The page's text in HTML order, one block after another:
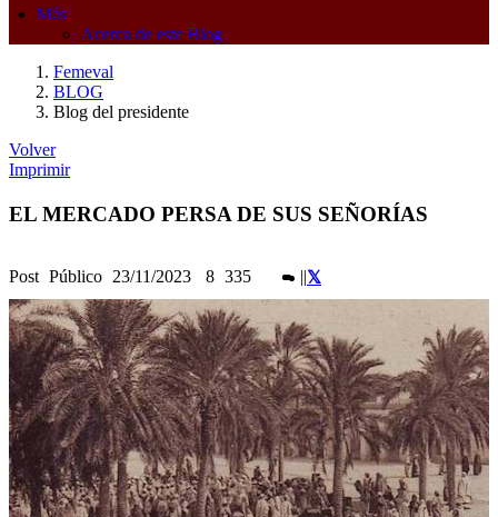
Más
Acerca de este Blog
Femeval
BLOG
Blog del presidente
Volver
Imprimir
EL MERCADO PERSA DE SUS SEÑORÍAS
Post Público 23/11/2023 8 335 ||